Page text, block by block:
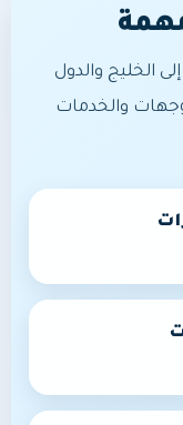
الخليج والدول
والخدمات